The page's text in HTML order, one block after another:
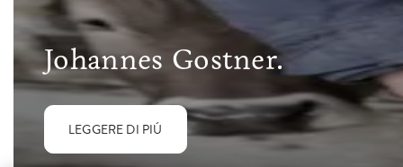
Johannes Gostner.
LEGGERE DI PIÚ